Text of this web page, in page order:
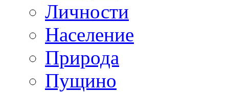
Личности
Население
Природа
Пущино